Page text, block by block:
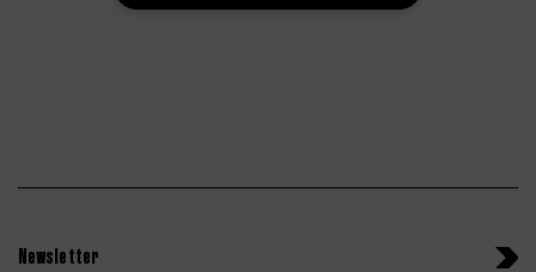
Newsletter